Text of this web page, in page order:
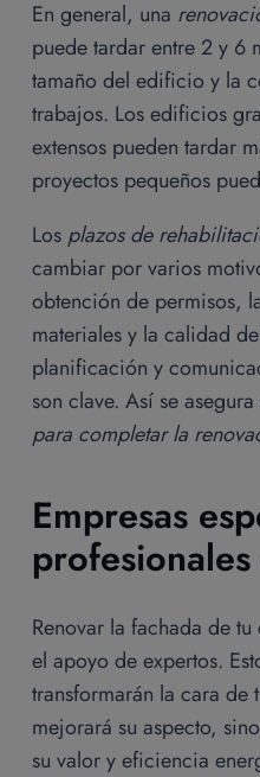
En general, una
puede tardar entre 2 y 6
tamaño del edificio y la
trabajos. Los edificios
extensos pueden tardar
proyectos pequeños
Los plazos de
cambiar por varios
obtención de permisos,
materiales y la calidad
planificación y
son clave. Así se
para completar la
Empresas
Renovar la fachada de
el apoyo de expertos.
transformarán la cara
mejorará su aspecto,
su valor y eficiencia